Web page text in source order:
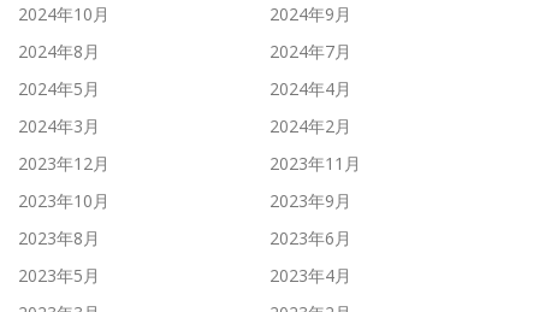
2024年10月
2024年9月
2024年8月
2024年7月
2024年5月
2024年4月
2024年3月
2024年2月
2023年12月
2023年11月
2023年10月
2023年9月
2023年8月
2023年6月
2023年5月
2023年4月